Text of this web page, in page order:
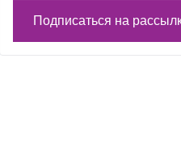
Português
Подписаться на